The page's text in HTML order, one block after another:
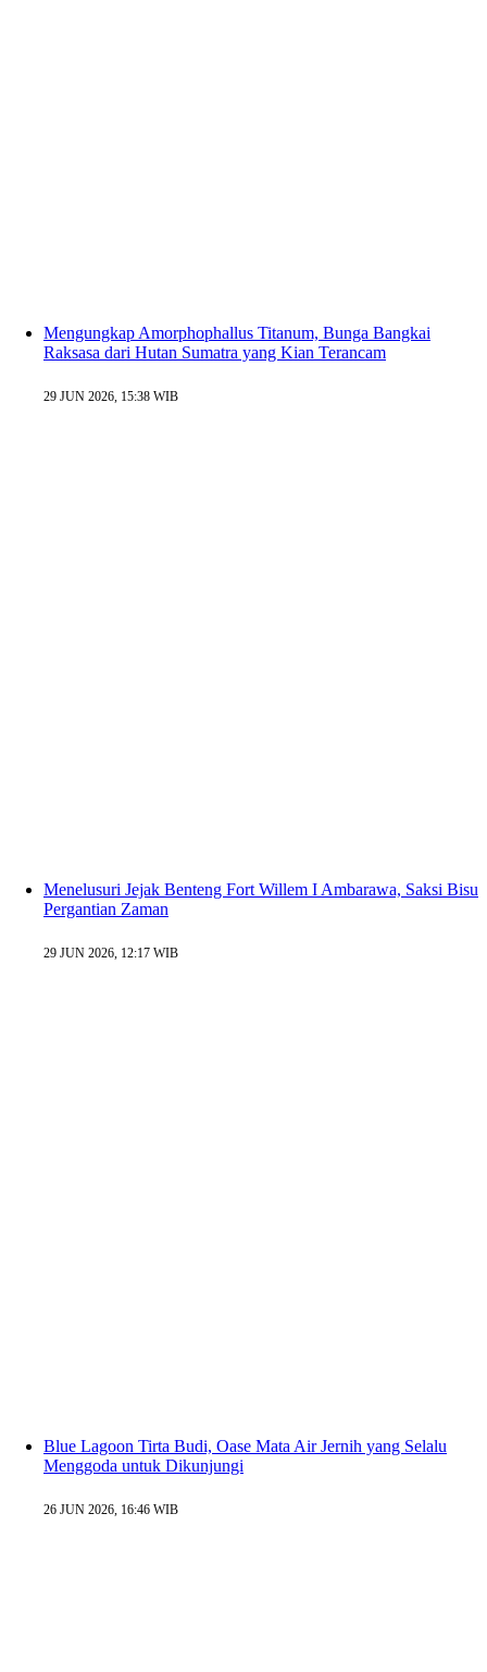
Mengungkap Amorphophallus Titanum, Bunga Bangkai
Raksasa dari Hutan Sumatra yang Kian Terancam
29 JUN 2026, 15:38 WIB
Menelusuri Jejak Benteng Fort Willem I Ambarawa, Saksi Bisu
Pergantian Zaman
29 JUN 2026, 12:17 WIB
Blue Lagoon Tirta Budi, Oase Mata Air Jernih yang Selalu
Menggoda untuk Dikunjungi
26 JUN 2026, 16:46 WIB